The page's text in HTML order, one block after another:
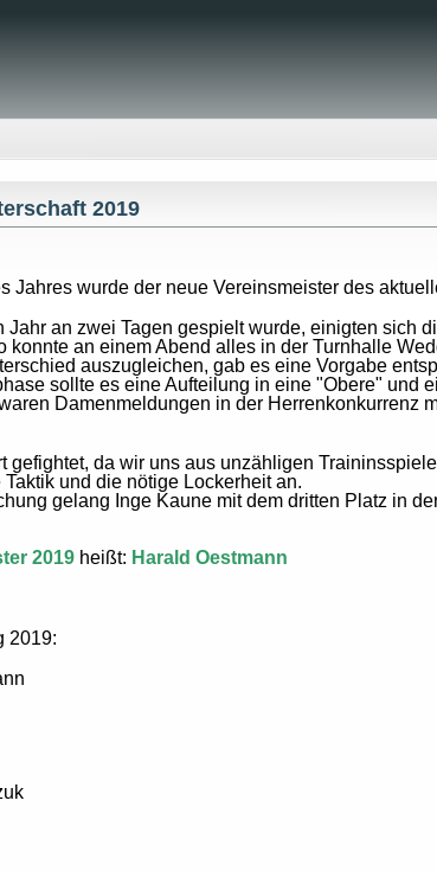
2019
Jahres wurde der neue Vereinsmeister des
Jahr an zwei Tagen gespielt wurde, einigten sich
konnte an einem Abend alles in der Turnhalle
auszugleichen, gab es eine Vorgabe
sollte es eine Aufteilung in eine "Obere" und
Damenmeldungen in der Herrenkonkurrenz
gefightet, da wir uns aus unzähligen
und die nötige Lockerheit an.
gelang Inge Kaune mit dem dritten Platz in
2019 heißt: Harald Oestmann
2019: